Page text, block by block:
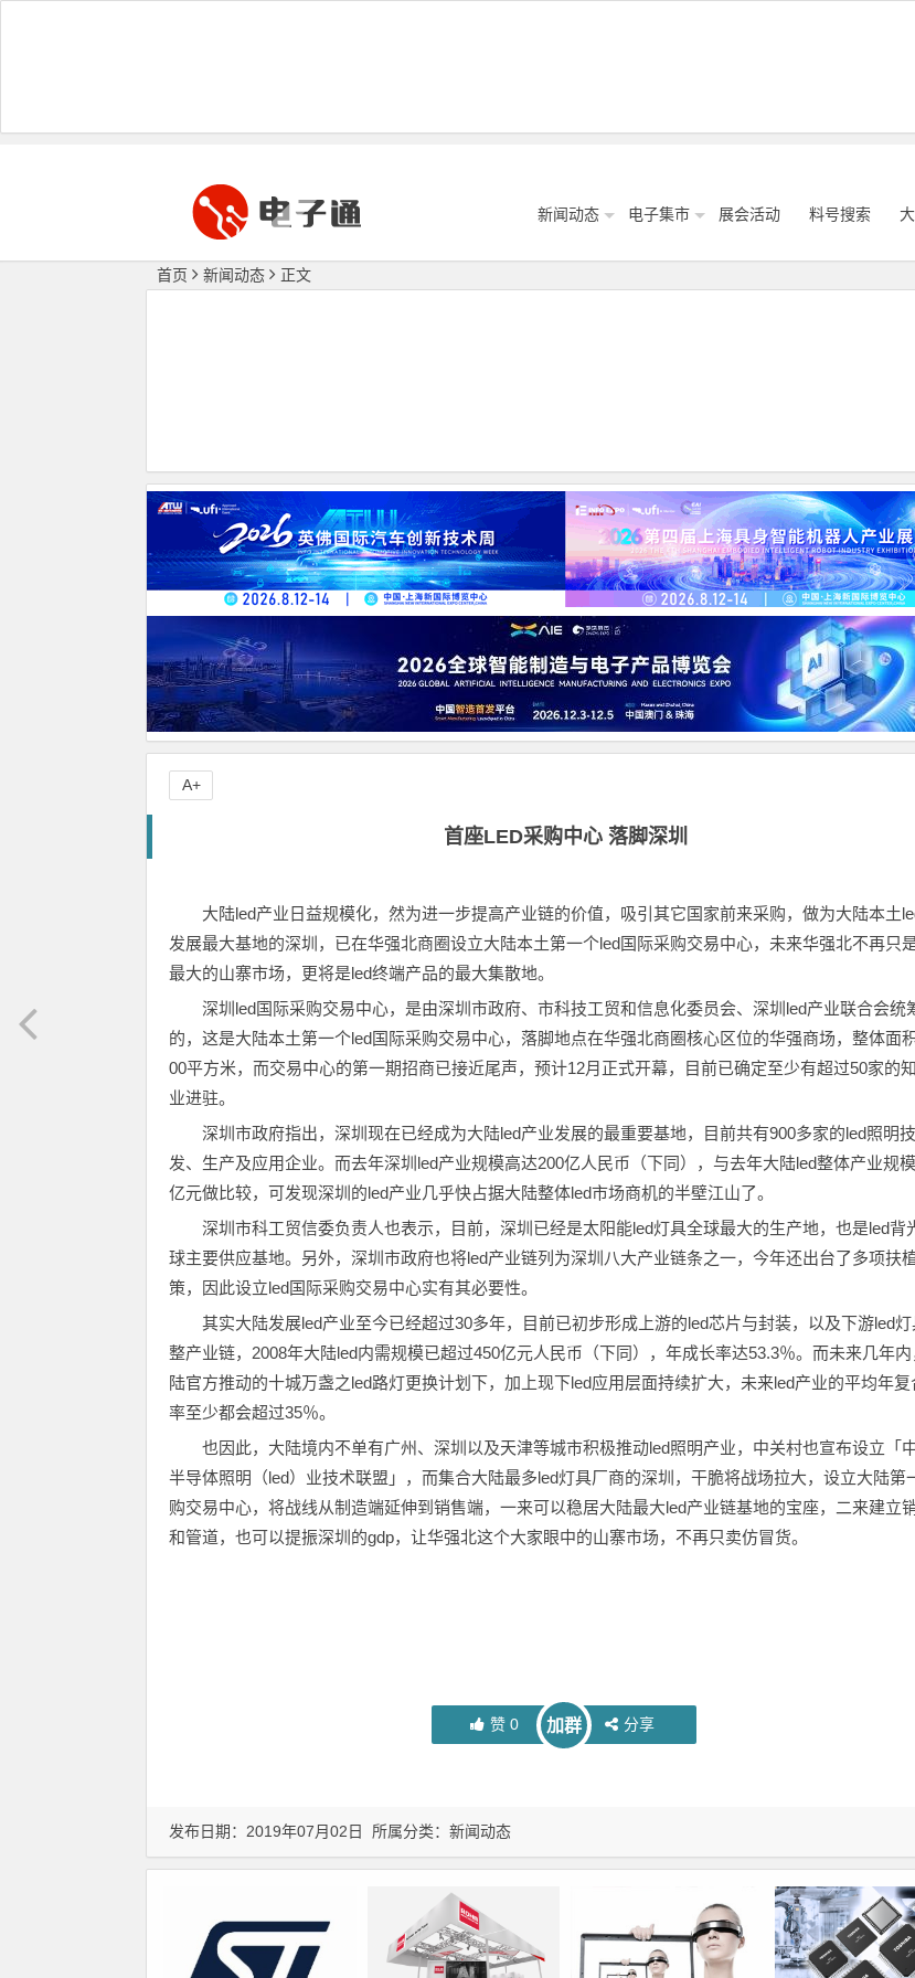
新闻动态 电子集市 展会活动 料号搜索
首页 新闻动态 正文
首座LED采购中心 落脚深圳
大陆led产业日益规模化，然为进一步提高产业链的价值，吸引其它国家前来采购，做为大陆本土
发展最大基地的深圳，已在华强北商圈设立大陆本土第一个led国际采购交易中心，未来华强北不再只
最大的山寨市场，更将是led终端产品的最大集散地。
深圳led国际采购交易中心，是由深圳市政府、市科技工贸和信息化委员会、深圳led产业联合会统
的，这是大陆本土第一个led国际采购交易中心，落脚地点在华强北商圈核心区位的华强商场，整体面
00平方米，而交易中心的第一期招商已接近尾声，预计12月正式开幕，目前已确定至少有超过50家的
业进驻。
深圳市政府指出，深圳现在已经成为大陆led产业发展的最重要基地，目前共有900多家的led照明
发、生产及应用企业。而去年深圳led产业规模高达200亿人民币（下同），与去年大陆led整体产业规
亿元做比较，可发现深圳的led产业几乎快占据大陆整体led市场商机的半壁江山了。
深圳市科工贸信委负责人也表示，目前，深圳已经是太阳能led灯具全球最大的生产地，也是led背
球主要供应基地。另外，深圳市政府也将led产业链列为深圳八大产业链条之一，今年还出台了多项扶
策，因此设立led国际采购交易中心实有其必要性。
其实大陆发展led产业至今已经超过30多年，目前已初步形成上游的led芯片与封装，以及下游led
整产业链，2008年大陆led内需规模已超过450亿元人民币（下同），年成长率达53.3％。而未来几年内
陆官方推动的十城万盏之led路灯更换计划下，加上现下led应用层面持续扩大，未来led产业的平均年复
率至少都会超过35％。
也因此，大陆境内不单有广州、深圳以及天津等城市积极推动led照明产业，中关村也宣布设立「
半导体照明（led）业技术联盟」，而集合大陆最多led灯具厂商的深圳，干脆将战场拉大，设立大陆第
购交易中心，将战线从制造端延伸到销售端，一来可以稳居大陆最大led产业链基地的宝座，二来建立
和管道，也可以提振深圳的gdp，让华强北这个大家眼中的山寨市场，不再只卖仿冒货。
赞0 加群 分享
A+
发布日期：2019年07月02日 所属分类： 新闻动态